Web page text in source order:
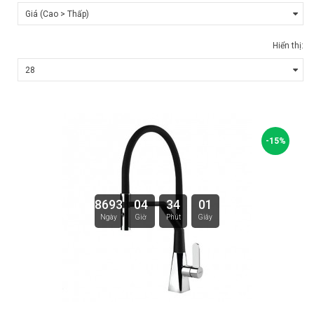
Hiển thị:
8693
Ngày
04
Giờ
34
Phút
00
Giây
-15%